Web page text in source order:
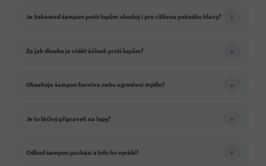
Je Sebamed šampon proti lupům vhodný i pro citlivou pokožku hlavy? +
Za jak dlouho je vidět účinek proti lupům? +
Obsahuje šampon barviva nebo agresivní mýdlo? +
Je to léčivý přípravek na lupy? +
Odkud šampon pochází a kdo ho vyrábí? +